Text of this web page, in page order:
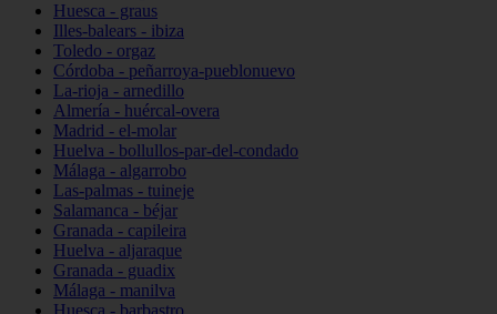
Huesca - graus
Illes-balears - ibiza
Toledo - orgaz
Córdoba - peñarroya-pueblonuevo
La-rioja - arnedillo
Almería - huércal-overa
Madrid - el-molar
Huelva - bollullos-par-del-condado
Málaga - algarrobo
Las-palmas - tuineje
Salamanca - béjar
Granada - capileira
Huelva - aljaraque
Granada - guadix
Málaga - manilva
Huesca - barbastro